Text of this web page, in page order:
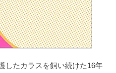
したカラスを飼い続けた16年